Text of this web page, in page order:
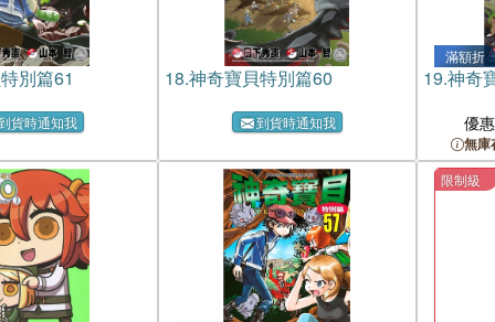
別篇61
貨時通知我
18.神奇寶貝特別篇60
到貨時通知我
滿額折
19.神奇
優
無庫
限制級